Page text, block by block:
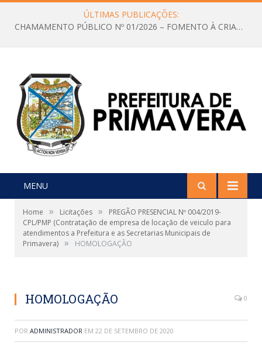
ÚLTIMAS PUBLICAÇÕES:
CHAMAMENTO PÚBLICO Nº 01/2026 – FOMENTO À CRIAÇÃO E A CIRCULAÇÃO DE PRODUÇÕES CULTURAIS – Aldir Blanc
MENU
Home » Licitações »
PREGÃO PRESENCIAL Nº 004/2019-
CPL/PMP (Contratação de empresa de locação de veiculo para
atendimentos a Prefeitura e as Secretarias Municipais de
Primavera) » HOMOLOGAÇÃO
HOMOLOGAÇÃO 0
POR ADMINISTRADOR EM 22 DE SETEMBRO DE 2020